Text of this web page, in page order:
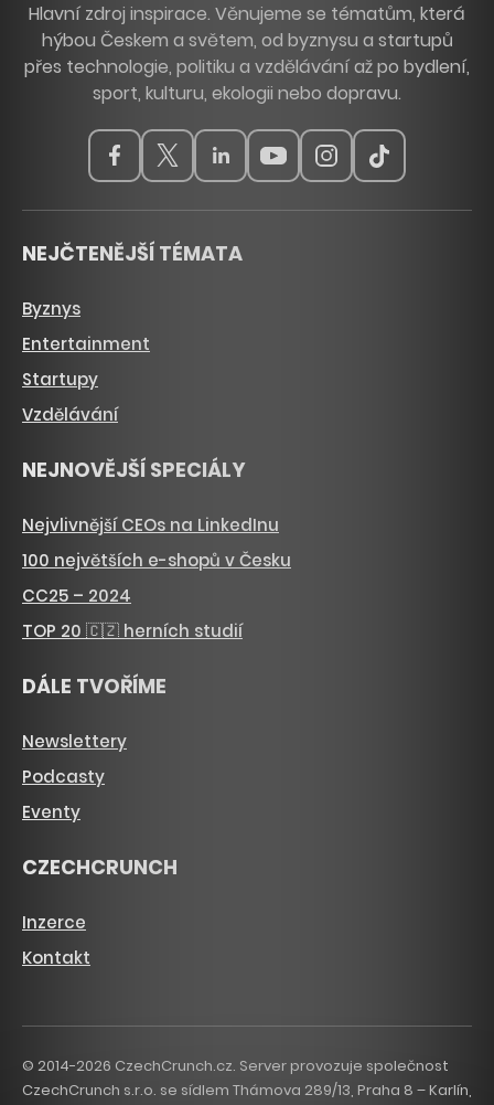
Hlavní zdroj inspirace. Věnujeme se tématům, která
hýbou Českem a světem, od byznysu a startupů
přes technologie, politiku a vzdělávání až po bydlení,
sport, kulturu, ekologii nebo dopravu.
NEJČTENĚJŠÍ TÉMATA
Byznys
Entertainment
Startupy
Vzdělávání
NEJNOVĚJŠÍ SPECIÁLY
Nejvlivnější CEOs na LinkedInu
100 největších e-shopů v Česku
CC25 – 2024
TOP 20 🇨🇿 herních studií
DÁLE TVOŘÍME
Newslettery
Podcasty
Eventy
CZECHCRUNCH
Inzerce
Kontakt
© 2014-2026 CzechCrunch.cz. Server provozuje společnost
CzechCrunch s.r.o. se sídlem Thámova 289/13, Praha 8 – Karlín,